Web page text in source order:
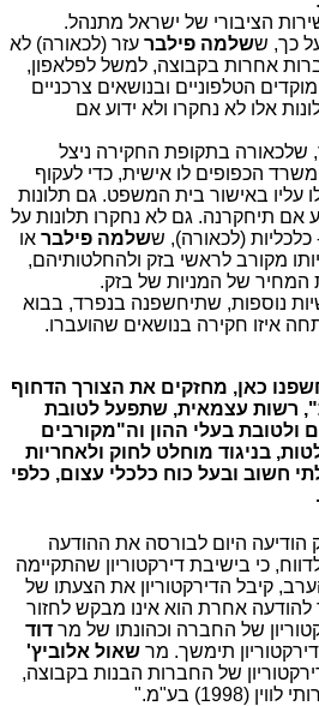
הציבורי של ישראל מתנהל.
כך, ששלמה פילבר עזר (לכאורה) לא
אחרות בקבוצה, למשל לפלאפון,
הטלפוניים ובנושאים צרכניים
אלו לא נחקרו ולא ידוע אם
שלכאורה בתקופת החקירה ניצל
משרד הכפופים לו אישית, כדי לעקוף
עליו באישור בית המשפט. גם תלונות
אם תיחקרנה. גם לא נחקרו תלונות על
כלכליות (לכאורה), ששלמה פילבר או
מקורב לראשי בזק ולהחלטותיהם,
של המניות של בזק.
נוספות, שתיחשפנה בנפרד, בבוא
איזו חקירה בנושאים שהועברו.
כאן, מחזקים את הצורך הדחוף
רשות עצמאית, שתפעל לטובת
ולטובת בעלי ההון וה"מקורבים
בניגוד מוחלט לחוק ולאחריות
חשוב ובעל כוח כלכלי עצום, כלפי
הודיעה היום לבורסה את ההודעה
כי בישיבת דירקטוריון שהתקיימה
בשעות הערב, קיבל הדירקטוריון את הצעתו של
להודעה אחרת הוא אינו מבקש לחזור
של החברה וכהונתו של מר דוד
תימשך. מר שאול אלוביץ'
של החברות הבנות בקבוצה,
בע"מ."